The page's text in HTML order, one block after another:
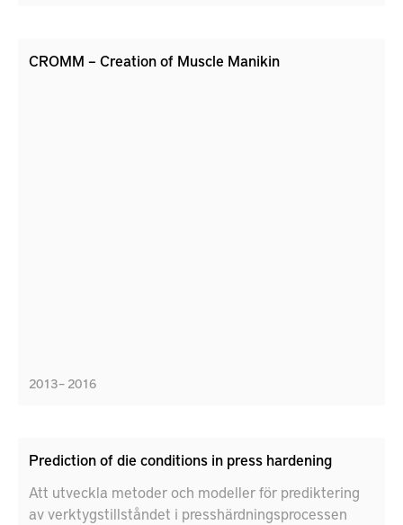
CROMM – Creation of Muscle Manikin
2013 – 2016
Prediction of die conditions in press hardening
Att utveckla metoder och modeller för prediktering
av verktygstillståndet i presshärdningsprocessen